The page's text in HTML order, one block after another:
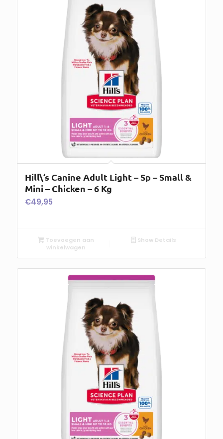
Hill\’s Canine Adult Light – Sp – Small &
Mini – Chicken – 6 Kg
€49,95
Toevoegen aan
winkelwagen
Show Details